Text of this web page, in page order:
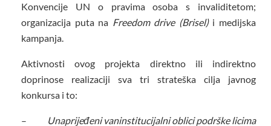
Konvencije UN o pravima osoba s invaliditetom;
organizacija puta na Freedom drive (Brisel)i medijska
kampanja.
Aktivnosti ovog projekta direktno ili indirektno
doprinose realizaciji sva tri strateška cilja javnog
konkursa i to:
– Unaprijeđeni vaninstitucijalni oblici podrške licima